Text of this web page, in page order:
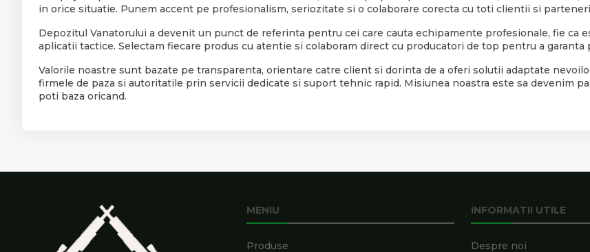
in orice situatie. Punem accent pe profesionalism, seriozitate si o colaborare corecta cu toti clientii si
Depozitul Vanatorului a devenit un punct de referinta pentru cei care cauta echipamente profesionale, fie ca
aplicatii tactice. Selectam fiecare produs cu atentie si colaboram direct cu producatori de top pentru a
Valorile noastre sunt bazate pe transparenta, orientare catre client si dorinta de a oferi solutii adaptate
firmele de paza si autoritatile prin servicii dedicate si suport tehnic rapid. Misiunea noastra este sa devenim
poti baza oricand.
MENIU
Produse
INFORMATII UTILE
Despre noi